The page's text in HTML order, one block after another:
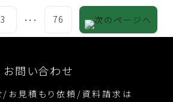
3 ･･･ 76
お問い合わせ
/お見積もり依頼/資料請求は